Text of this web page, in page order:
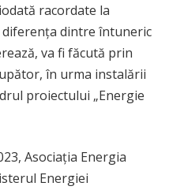
racordate la
diferența dintre întuneric
va fi făcută prin
în urma instalării
proiectului „Energie
Asociația Energia
Energiei